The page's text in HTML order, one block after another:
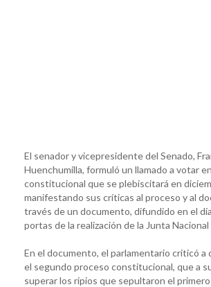
El senador y vicepresidente del Senado,
Huenchumilla, formuló un llamado a votar
constitucional que se plebiscitará en
manifestando sus críticas al proceso y al
través de un documento, difundido en el
portas de la realización de la Junta Nacional
En el documento, el parlamentario criticó a
el segundo proceso constitucional, que a
superar los ripios que sepultaron el